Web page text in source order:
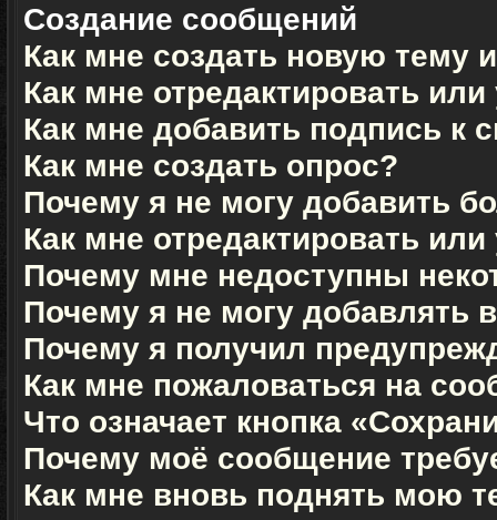
Создание сообщений
Как мне создать новую тему
Как мне отредактировать
Как мне добавить подпись к
Как мне создать опрос?
Почему я не могу добавить
Как мне отредактировать
Почему мне недоступны
Почему я не могу добавлять
Почему я получил
Как мне пожаловаться на
Что означает кнопка
Почему моё сообщение
Как мне вновь поднять мою